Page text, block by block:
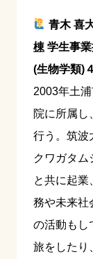
青木 喜
棟 学生事
(生物学類)
2003年土
院に所属し
行う。筑波
クワガタム
と共に起業
務や未来社
の活動もし
旅をしたり